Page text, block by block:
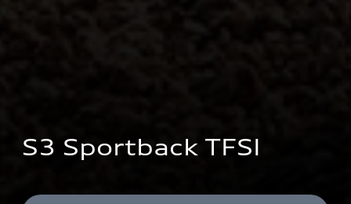
S3 Sportback TFSI